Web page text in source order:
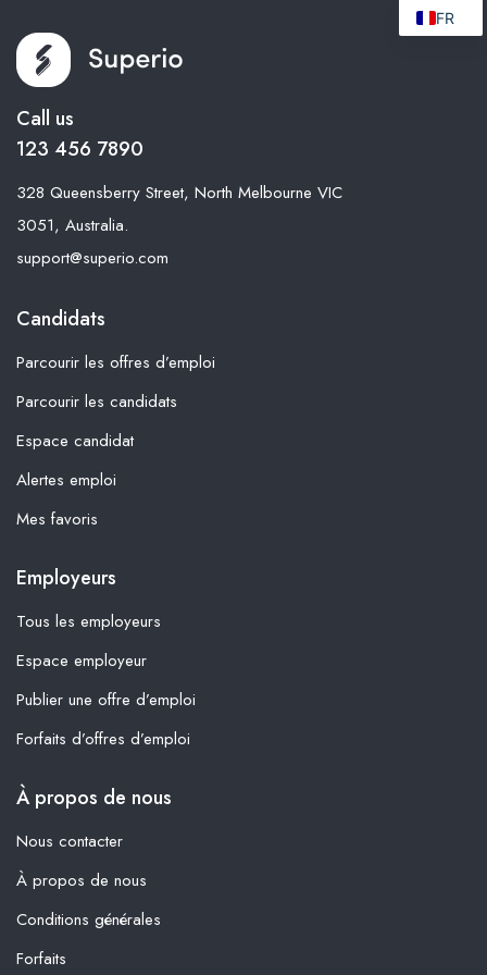
Call us
123 456 7890
328 Queensberry Street, North Melbourne VIC
3051, Australia.
support@superio.com
Candidats
Parcourir les offres d’emploi
Parcourir les candidats
Espace candidat
Alertes emploi
Mes favoris
Employeurs
Tous les employeurs
Espace employeur
Publier une offre d’emploi
Forfaits d’offres d’emploi
À propos de nous
Nous contacter
À propos de nous
Conditions générales
Forfaits
FR